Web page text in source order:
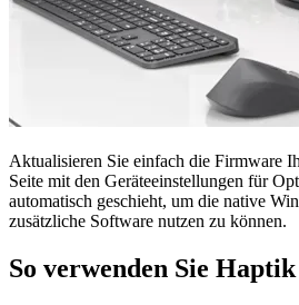
Aktualisieren Sie einfach die Firmware
Seite mit den Geräteeinstellungen für
automatisch geschieht, um die native
zusätzliche Software nutzen zu können.
So verwenden Sie